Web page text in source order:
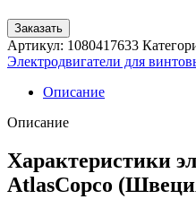
Заказать
Артикул: 1080417633
Электродвигатели для
Описание
Описание
Характеристики
AtlasCopco